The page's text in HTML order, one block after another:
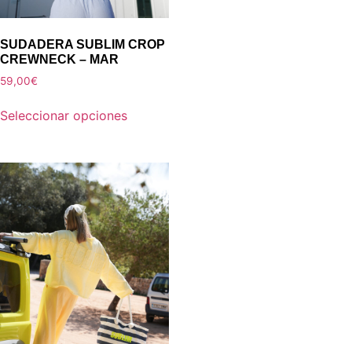
SUDADERA SUBLIM CROP
CREWNECK – MAR
59,00€
Seleccionar opciones